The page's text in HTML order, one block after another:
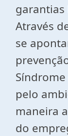
garantias
Através
se
pelo
maneira
do